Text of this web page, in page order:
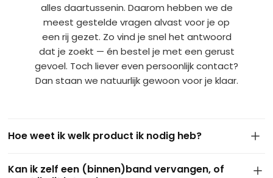
alles daartussenin. Daarom hebben we de
meest gestelde vragen alvast voor je op
een rij gezet. Zo vind je snel het antwoord
dat je zoekt — én bestel je met een gerust
gevoel. Toch liever even persoonlijk contact?
Dan staan we natuurlijk gewoon voor je klaar.
Hoe weet ik welk product ik nodig heb?
huidige buitenband. Dit ziet er bijvoorbeeld zo uit: 4.10/3.50-
Kan ik zelf een (binnen)band vervangen, of